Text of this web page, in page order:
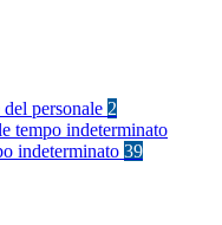
personale 2
tempo indeterminato
indeterminato 39